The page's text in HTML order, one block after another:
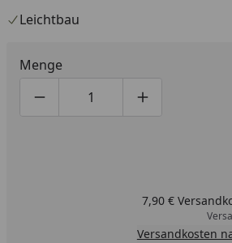
Leichtbau
Menge
Produktmenge um eins
Produktmenge
7,90 €
Versandkosten